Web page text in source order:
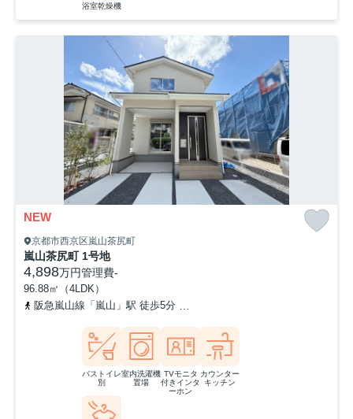
浴室乾燥機
NEW
京都市西京区嵐山茶尻町
嵐山茶尻町 1号地
4,898万円管理費-
96.88㎡（4LDK）
阪急嵐山線「嵐山」駅 徒歩5分
バストイレ
別
室内洗濯機
置場
TVモニタ
付きインタ
ーホン
カウンター
キッチン